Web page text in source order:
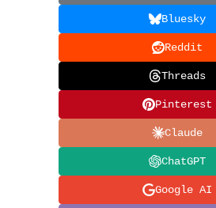
Bluesky
Reddit
Threads
Pinterest
Claude
ChatGPT
Google AI